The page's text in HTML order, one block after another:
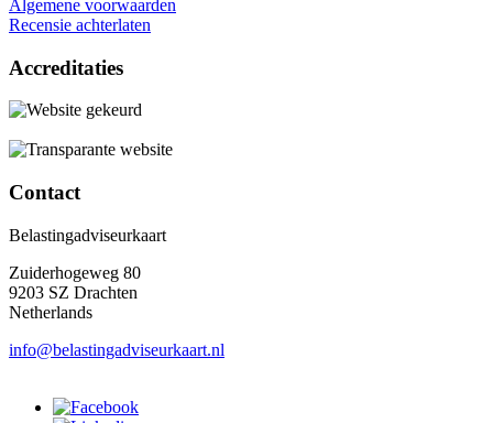
Algemene voorwaarden
Recensie achterlaten
Accreditaties
Contact
Belastingadviseurkaart
Zuiderhogeweg 80
9203 SZ Drachten
Netherlands
info@belastingadviseurkaart.nl